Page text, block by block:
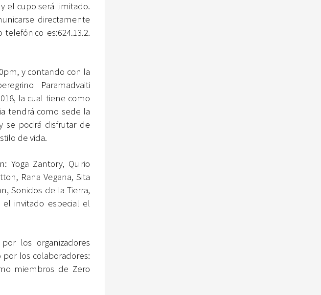
el cupo será limitado.
directamente
es:624.13.2.
y contando con la
Paramadvaiti
la cual tiene como
tendrá como sede la
se podrá disfrutar de
de vida.
Yoga Zantory, Quirio
Rana Vegana, Sita
Sonidos de la Tierra,
invitado especial el
los organizadores
por los colaboradores:
miembros de Zero